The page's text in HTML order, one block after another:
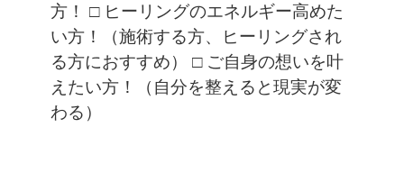
方！
□ ヒーリングのエネルギー高めた
い方！（施術する方、ヒーリングされ
る方におすすめ）
□ ご自身の想いを叶
えたい方！（自分を整えると現実が変
わる）